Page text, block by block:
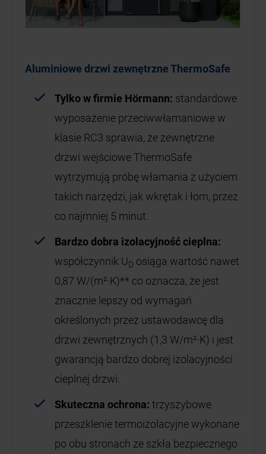
Aluminiowe drzwi zewnętrzne ThermoSafe
Tylko w firmie Hörmann: standardowe
wyposażenie przeciwwłamaniowe w
klasie RC3 sprawia, że zewnętrzne
drzwi wejściowe ThermoSafe
wytrzymują próbę włamania z użyciem
takich narzędzi, jak wkrętak i łom, przez
co najmniej 5 minut.
Bardzo dobra izolacyjność cieplna:
współczynnik UD osiąga wartość nawet
0,87 W/(m²·K)** co oznacza, że jest
znacznie lepszy od wymagań
określonych przez ustawodawcę dla
drzwi zewnętrznych (1,3 W/m²·K) i jest
gwarancją bardzo dobrej izolacyjności
cieplnej drzwi.
Skuteczna ochrona: trzyszybowe
przeszklenie termoizolacyjne wykonane
po obu stronach ze szkła bezpiecznego